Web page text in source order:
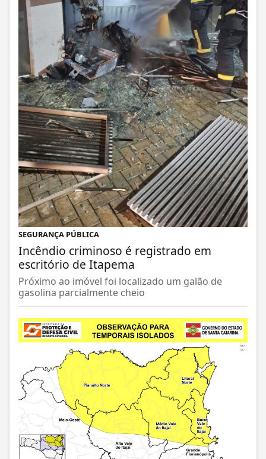
SEGURANÇA PÚBLICA
Incêndio criminoso é registrado em
escritório de Itapema
Próximo ao imóvel foi localizado um galão de
gasolina parcialmente cheio